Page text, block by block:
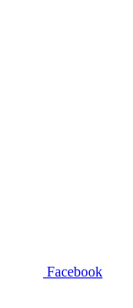
Facebook